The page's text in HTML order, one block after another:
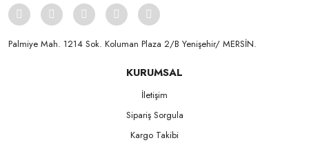
Palmiye Mah. 1214 Sok. Koluman Plaza 2/B Yenişehir/ MERSİN.ㅤㅤㅤㅤㅤㅤㅤㅤㅤㅤㅤㅤㅤㅤㅤㅤㅤㅤㅤㅤㅤㅤㅤㅤㅤㅤㅤㅤㅤㅤㅤㅤㅤㅤㅤ ㅤㅤㅤㅤㅤㅤㅤㅤㅤㅤ
KURUMSAL
İletişim
Sipariş Sorgula
Kargo Takibi